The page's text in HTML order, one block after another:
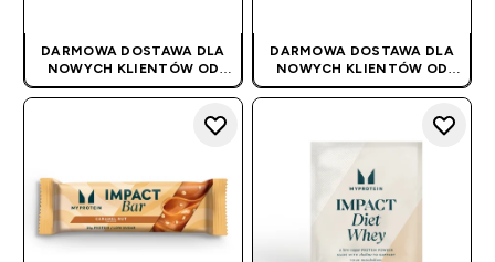
DARMOWA DOSTAWA DLA
NOWYCH KLIENTÓW OD
180PLN| PROMOCJA
STOSOWANA
DARMOWA DOSTAWA DLA
NOWYCH KLIENTÓW OD
180PLN| PROMOCJA
STOSOWANA